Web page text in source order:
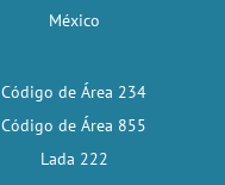
México
Código de Área 234
Código de Área 855
Lada 222